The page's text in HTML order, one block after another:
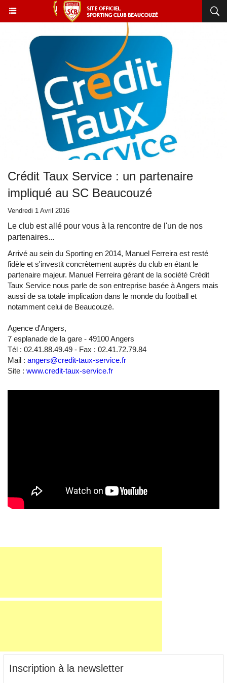
Crédit Taux Service : un partenaire
impliqué au SC Beaucouzé
Vendredi 1 Avril 2016
Le club est allé pour vous à la rencontre de l'un de nos
partenaires...
Arrivé au sein du Sporting en 2014, Manuel Ferreira est resté
fidèle et s'investit concrètement auprès du club en étant le
partenaire majeur. Manuel Ferreira gérant de la société Crédit
Taux Service nous parle de son entreprise basée à Angers mais
aussi de sa totale implication dans le monde du football et
notamment celui de Beaucouzé.
Agence d'Angers,
7 esplanade de la gare - 49100 Angers
Tél : 02.41.88.49.49 - Fax : 02.41.72.79.84
Mail : angers@credit-taux-service.fr
Site : www.credit-taux-service.fr
Inscription à la newsletter